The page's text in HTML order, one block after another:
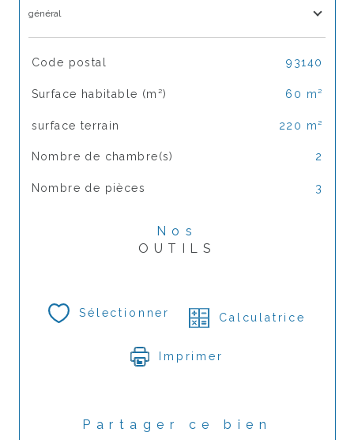
général
TRAD_SIROCCO_Caracteristique
Code postal 93140
Surface habitable (m²) 60 m²
surface terrain 220 m²
Nombre de chambre(s) 2
Nombre de pièces 3
Nos
OUTILS
Sélectionner Calculatrice
Imprimer
Partager ce bien